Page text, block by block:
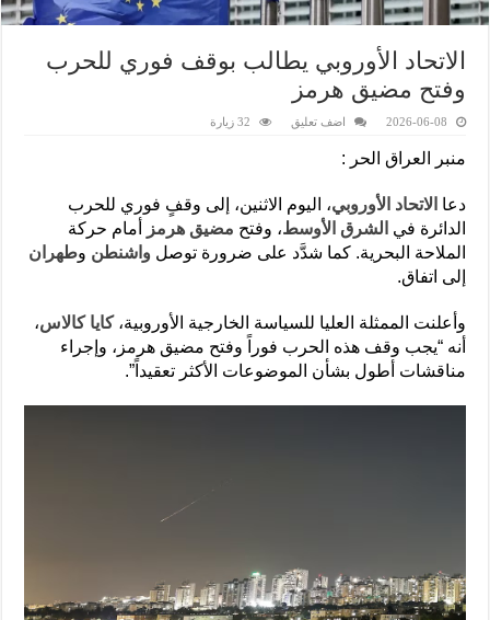
الاتحاد الأوروبي يطالب بوقف فوري للحرب
وفتح مضيق هرمز
2026-06-08 اضف تعليق 32 زيارة
منبر العراق الحر :
دعا الاتحاد الأوروبي، اليوم الاثنين، إلى وقفٍ فوري للحرب
الدائرة في الشرق الأوسط، وفتح مضيق هرمز
أمام حركة
الملاحة البحرية. كما شدَّد على ضرورة توصلواشنطن وطهران
إلى اتفاق.
وأعلنت الممثلة العليا للسياسة الخارجية الأوروبية،كايا كالاس،
أنه “يجب وقف هذه الحرب فوراً وفتح مضيق هرمز، وإجراء
مناقشات أطول بشأن الموضوعات الأكثر تعقيداً”.